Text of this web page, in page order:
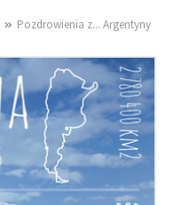
Pozdrowienia z... Argentyny